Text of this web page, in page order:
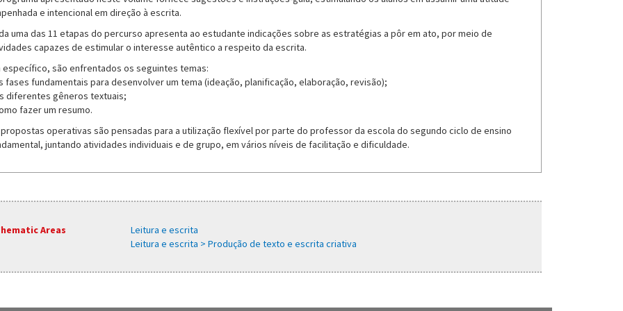
e intencional em direção à escrita.
uma das 11 etapas do percurso apresenta ao estudante indicações sobre as estratégias a pôr em ato, por meio de
capazes de estimular o interesse autêntico a respeito da escrita.
específico, são enfrentados os seguintes temas:
fases fundamentais para desenvolver um tema (ideação, planificação, elaboração, revisão);
diferentes gêneros textuais;
fazer um resumo.
operativas são pensadas para a utilização flexível por parte do professor da escola do segundo ciclo de ensino
juntando atividades individuais e de grupo, em vários níveis de facilitação e dificuldade.
Areas
Leitura e escrita
Leitura e escrita > Produção de texto e escrita criativa